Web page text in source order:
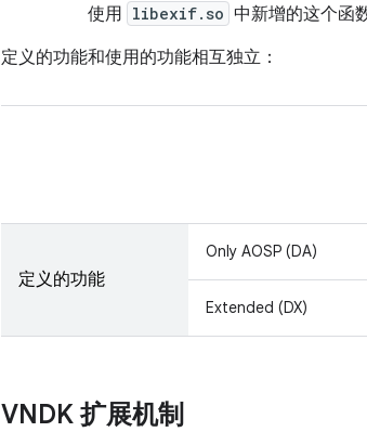
使用 libexif.so 中新增的这个函
定义的功能和使用的功能相互独立：
定义的功能
Only AOSP (DA)
Extended (DX)
VNDK 扩展机制